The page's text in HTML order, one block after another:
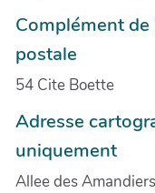
Complément de
postale
54 Cite Boette
Adresse
uniquement
Allee des Amandiers